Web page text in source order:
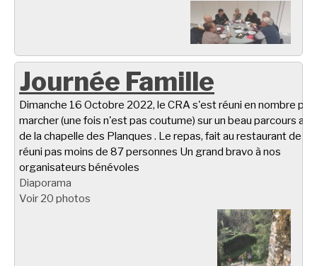
Journée Famille
Dimanche 16 Octobre 2022, le CRA s'est réuni en nombre
marcher (une fois n'est pas coutume) sur un beau parcours
de la chapelle des Planques . Le repas, fait au restaurant de
réuni pas moins de 87 personnes Un grand bravo à nos
organisateurs bénévoles
Diaporama
Voir 20 photos